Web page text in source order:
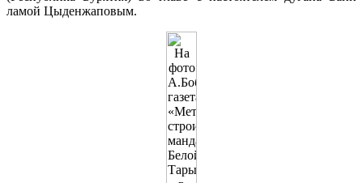
ламой Цыденжаповым.